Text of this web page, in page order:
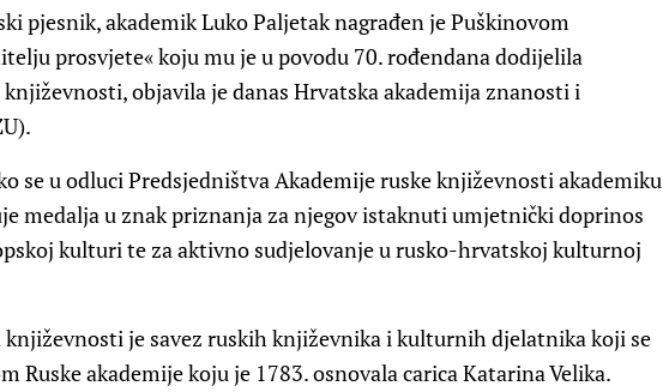
pjesnik, akademik Luko Paljetak nagrađen je Puškinovom
prosvjete« koju mu je u povodu 70. rođendana dodijelila
objavila je danas Hrvatska akademija znanosti i
se u odluci Predsjedništva Akademije ruske književnosti akademiku
medalja u znak priznanja za njegov istaknuti umjetnički doprinos
kulturi te za aktivno sudjelovanje u rusko-hrvatskoj kulturnoj
književnosti je savez ruskih književnika i kulturnih djelatnika koji se
Ruske akademije koju je 1783. osnovala carica Katarina Velika.